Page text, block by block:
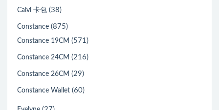
Calvi 卡包 (38)
Constance (875)
Constance 19CM (571)
Constance 24CM (216)
Constance 26CM (29)
Constance Wallet (60)